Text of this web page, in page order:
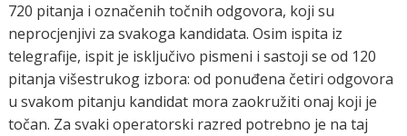
720 pitanja i označenih točnih odgovora, koji su
neprocjenjivi za svakoga kandidata. Osim ispita iz
telegrafije, ispit je isključivo pismeni i sastoji se od 120
pitanja višestrukog izbora: od ponuđena četiri odgovora
u svakom pitanju kandidat mora zaokružiti onaj koji je
točan. Za svaki operatorski razred potrebno je na taj